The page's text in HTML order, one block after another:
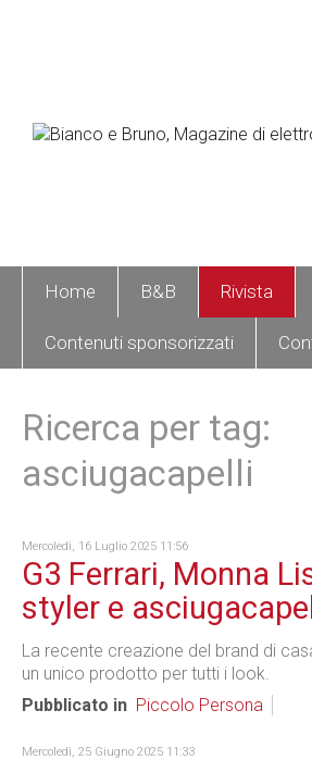
Home B&B Rivista
Contenuti sponsorizzati
Ricerca per tag:
asciugacapelli
Mercoledì, 16 Luglio 2025 11:56
G3 Ferrari, Monna
styler e
La recente creazione del brand di
un unico prodotto per tutti i look.
Pubblicato in Piccolo Persona
Mercoledì, 25 Giugno 2025 11:33